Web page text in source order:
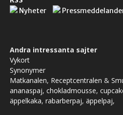
Nyheter
Andra intressanta sajter
Vykort
Synonymer
Matkanalen, Receptcentralen &
ananaspaj, chokladmousse,
äppelkaka, rabarberpaj, äppelpaj,